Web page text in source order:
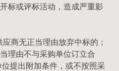
标或评标活动，造成严重影
商无正当理由放弃中标的；
理由不与采购单位订立合
提出附加条件，或不按照采